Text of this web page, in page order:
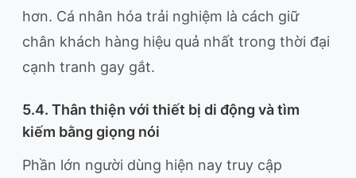
hơn. Cá nhân hóa trải nghiệm là cách giữ
chân khách hàng hiệu quả nhất trong thời đại
cạnh tranh gay gắt.
5.4. Thân thiện với thiết bị di động và tìm
kiếm bằng giọng nói
Phần lớn người dùng hiện nay truy cập